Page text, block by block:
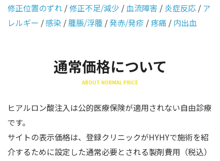
修正位置のずれ /修正不足/減少 /血流障害 / 炎症反応 / ア
レルギー /感染 /腫脹/浮腫 /発赤/発疹 /疼痛 / 内出血
通常価格について
ABOUT NORMAL PRICE
ヒアルロン酸注入は公的医療保険が適用されない自由診療
です。
サイトの表示価格は、登録クリニックがHYHYで施術を紹
介するために設定した通常必要とされる製剤費用（税込）